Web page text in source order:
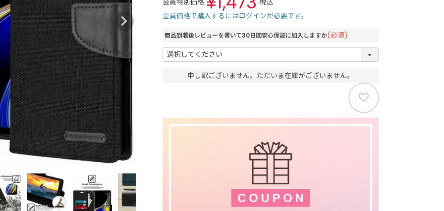
会員特別価格
税込
会員価格で購入するにはログインが必要です。
商品到着後レビューを書いて30日間安心保証に加入しますか(必須)
申し訳ございません。ただいま在庫がございません。